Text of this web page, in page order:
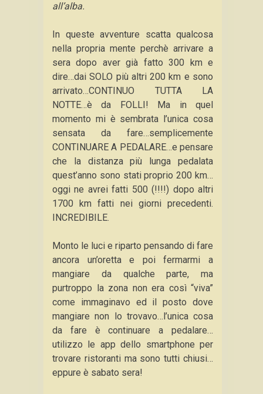
all’alba.
In queste avventure scatta qualcosa
nella propria mente perchè arrivare a
sera dopo aver già fatto 300 km e
dire…dai SOLO più altri 200 km e sono
arrivato…CONTINUO TUTTA LA
NOTTE…è da FOLLI! Ma in quel
momento mi è sembrata l’unica cosa
sensata da fare…semplicemente
CONTINUARE A PEDALARE…e pensare
che la distanza più lunga pedalata
quest’anno sono stati proprio 200 km…
oggi ne avrei fatti 500 (!!!!) dopo altri
1700 km fatti nei giorni precedenti.
INCREDIBILE.
Monto le luci e riparto pensando di fare
ancora un’oretta e poi fermarmi a
mangiare da qualche parte, ma
purtroppo la zona non era così “viva”
come immaginavo ed il posto dove
mangiare non lo trovavo…l’unica cosa
da fare è continuare a pedalare…
utilizzo le app dello smartphone per
trovare ristoranti ma sono tutti chiusi…
eppure è sabato sera!